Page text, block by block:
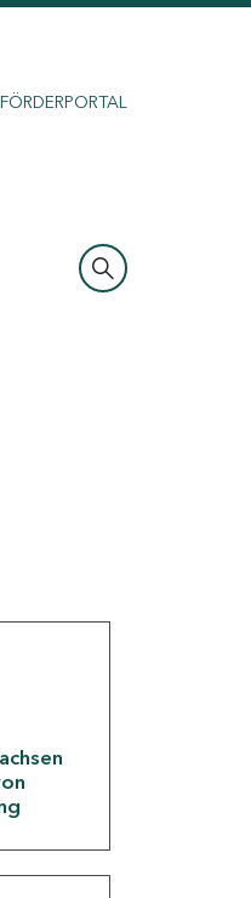
FÖRDERPORTAL